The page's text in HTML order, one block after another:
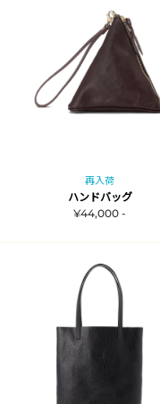
再入荷
ハンドバッグ
¥44,000 -